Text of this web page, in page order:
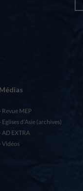
Médias
Revue MEP
Eglises d’Asie (archives)
AD EXTRA
Vidéos